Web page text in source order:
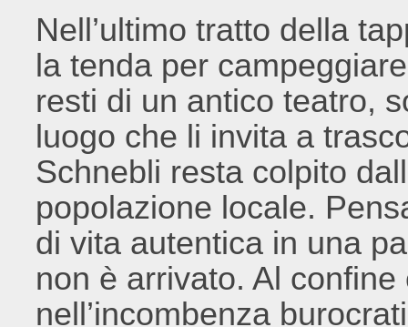
Nell’ultimo tratto della
la tenda per
resti di un antico teatro,
luogo che li invita a
Schnebli resta colpito
popolazione locale.
di vita autentica in una
non è arrivato. Al
nell’incombenza